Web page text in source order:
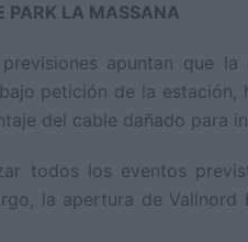
PARK LA MASSANA
apuntan que
petición de la
del cable dañado para
todos los eventos
la apertura de